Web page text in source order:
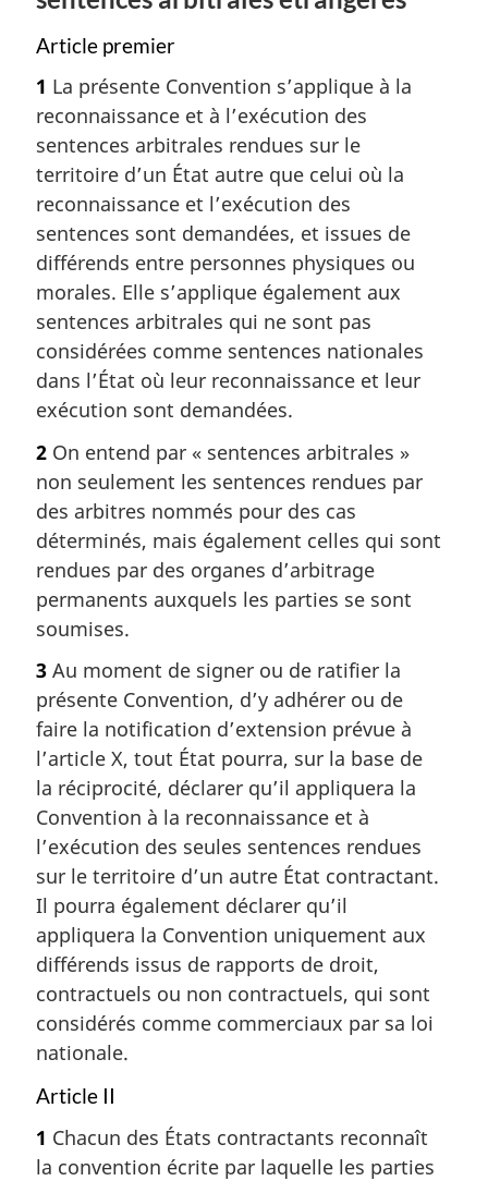
g
e
r
n
c
e
d
l
a
n
o
t
d
e
b
s
d
e
p
a
g
e
Article premier
1 La présente Convention s’applique à la
reconnaissance et à l’exécution des
sentences arbitrales rendues sur le
territoire d’un État autre que celui où la
reconnaissance et l’exécution des
sentences sont demandées, et issues de
différends entre personnes physiques ou
morales. Elle s’applique également aux
sentences arbitrales qui ne sont pas
considérées comme sentences nationales
dans l’État où leur reconnaissance et leur
exécution sont demandées.
2 On entend par « sentences arbitrales »
non seulement les sentences rendues par
des arbitres nommés pour des cas
déterminés, mais également celles qui sont
rendues par des organes d’arbitrage
permanents auxquels les parties se sont
soumises.
3 Au moment de signer ou de ratifier la
présente Convention, d’y adhérer ou de
faire la notification d’extension prévue à
l’article X, tout État pourra, sur la base de
la réciprocité, déclarer qu’il appliquera la
Convention à la reconnaissance et à
l’exécution des seules sentences rendues
sur le territoire d’un autre État contractant.
Il pourra également déclarer qu’il
appliquera la Convention uniquement aux
différends issus de rapports de droit,
contractuels ou non contractuels, qui sont
considérés comme commerciaux par sa loi
nationale.
Article II
1 Chacun des États contractants reconnaît
la convention écrite par laquelle les parties